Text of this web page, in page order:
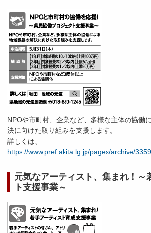
NPOや市町村、企業など、多様な主体の協働
決に向けた取り組みを支援します。
詳しくは、
https://www.pref.akita.lg.jp/pages/archive/
元気なアーティスト、集まれ！～
ト支援事業～